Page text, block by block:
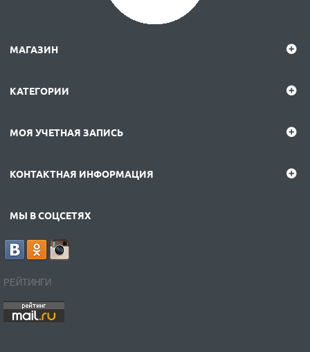
МАГАЗИН
КАТЕГОРИИ
МОЯ УЧЕТНАЯ ЗАПИСЬ
КОНТАКТНАЯ ИНФОРМАЦИЯ
МЫ В СОЦСЕТЯХ
РЕЙТИНГИ